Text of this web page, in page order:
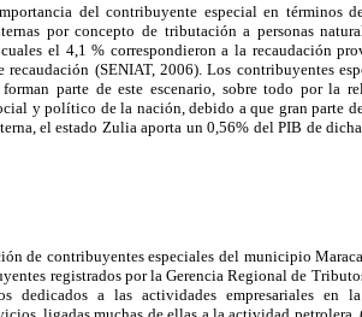
del contribuyente especial en términos
por concepto de tributación a personas
el 4,1 % correspondieron a la recaudación
(SENIAT, 2006). Los contribuyentes
parte de este escenario, sobre todo por la
y político de la nación, debido a que gran parte
el estado Zulia aporta un 0,56% del PIB de
de contribuyentes especiales del municipio
registrados por la Gerencia Regional de
a las actividades empresariales en la